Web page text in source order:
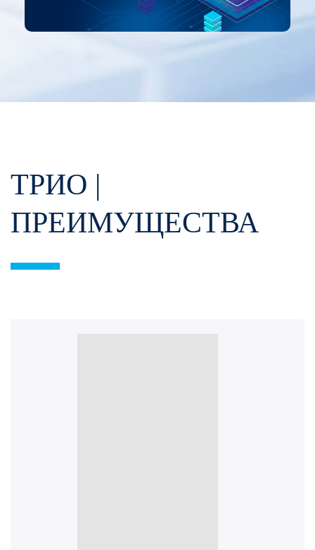
ТРИО |
ПРЕИМУЩЕСТВА